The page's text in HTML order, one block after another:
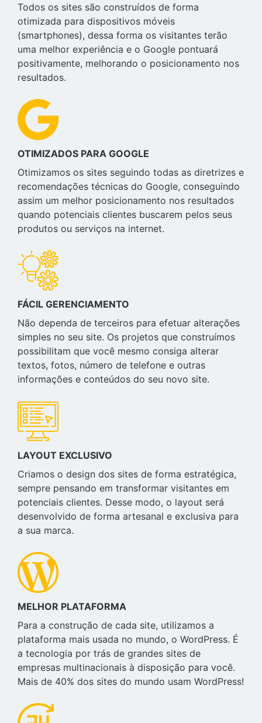
Todos os sites são construídos de forma
otimizada para dispositivos móveis
(smartphones), dessa forma os visitantes terão
uma melhor experiência e o Google pontuará
positivamente, melhorando o posicionamento nos
resultados.
OTIMIZADOS PARA GOOGLE
Otimizamos os sites seguindo todas as diretrizes e
recomendações técnicas do Google, conseguindo
assim um melhor posicionamento nos resultados
quando potenciais clientes buscarem pelos seus
produtos ou serviços na internet.
FÁCIL GERENCIAMENTO
Não dependa de terceiros para efetuar alterações
simples no seu site. Os projetos que construímos
possibilitam que você mesmo consiga alterar
textos, fotos, número de telefone e outras
informações e conteúdos do seu novo site.
LAYOUT EXCLUSIVO
Criamos o design dos sites de forma estratégica,
sempre pensando em transformar visitantes em
potenciais clientes. Desse modo, o layout será
desenvolvido de forma artesanal e exclusiva para
a sua marca.
MELHOR PLATAFORMA
Para a construção de cada site, utilizamos a
plataforma mais usada no mundo, o WordPress. É
a tecnologia por trás de grandes sites de
empresas multinacionais à disposição para você.
Mais de 40% dos sites do mundo usam WordPress!